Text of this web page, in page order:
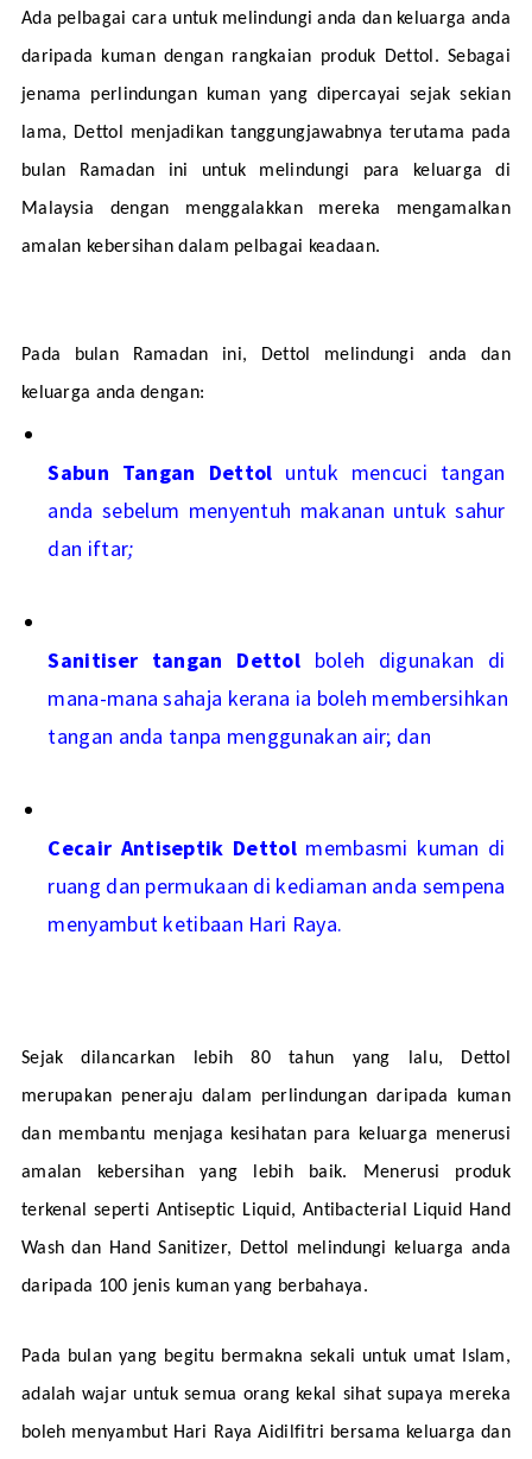
Ada pelbagai cara untuk melindungi anda dan keluarga anda
daripada kuman dengan rangkaian produk Dettol. Sebagai
jenama perlindungan kuman yang dipercayai sejak sekian
lama, Dettol menjadikan tanggungjawabnya terutama pada
bulan Ramadan ini untuk melindungi para keluarga di
Malaysia dengan menggalakkan mereka mengamalkan
amalan kebersihan dalam pelbagai keadaan.
Pada bulan Ramadan ini, Dettol melindungi anda dan
keluarga anda dengan:
Sabun Tangan Dettol untuk mencuci tangan
anda sebelum menyentuh makanan untuk sahur
dan iftar;
Sanitiser tangan Dettol boleh digunakan di
mana-mana sahaja kerana ia boleh membersihkan
tangan anda tanpa menggunakan air; dan
Cecair Antiseptik Dettol membasmi kuman di
ruang dan permukaan di kediaman anda sempena
menyambut ketibaan Hari Raya.
Sejak dilancarkan lebih 80 tahun yang lalu, Dettol
merupakan peneraju dalam perlindungan daripada kuman
dan membantu menjaga kesihatan para keluarga menerusi
amalan kebersihan yang lebih baik. Menerusi produk
terkenal seperti Antiseptic Liquid, Antibacterial Liquid Hand
Wash dan Hand Sanitizer, Dettol melindungi keluarga anda
daripada 100 jenis kuman yang berbahaya.
Pada bulan yang begitu bermakna sekali untuk umat Islam,
adalah wajar untuk semua orang kekal sihat supaya mereka
boleh menyambut Hari Raya Aidilfitri bersama keluarga dan